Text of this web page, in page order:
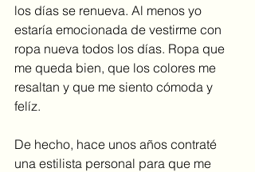
los días se renueva. Al menos yo
estaría emocionada de vestirme con
ropa nueva todos los días. Ropa que
me queda bien, que los colores me
resaltan y que me siento cómoda y
felíz.
De hecho, hace unos años contraté
una estilista personal para que me